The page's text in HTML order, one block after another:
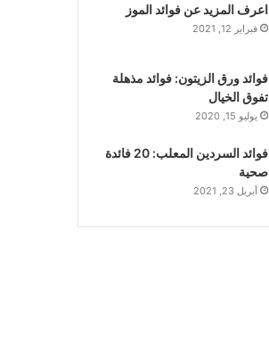
اعرف المزيد عن فوائد الموز
فبراير 12, 2021
فوائد ورق الزيتون: فوائد مذهلة
تفوق الخيال
يوليو 15, 2020
فوائد السردين المعلب: 20 فائدة
صحية
أبريل 23, 2021